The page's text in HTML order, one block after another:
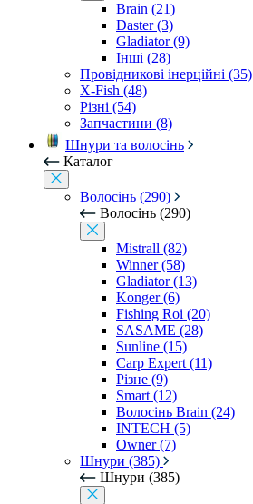
Brain (21)
Daster (3)
Gladiator (9)
Інші (28)
Провідникові інерційні (35)
X-Fish (48)
Різні (54)
Запчастини (8)
Шнури та волосінь
Каталог
Волосінь (290)
Волосінь (290)
Mistrall (82)
Winner (58)
Gladiator (13)
Konger (6)
Fishing Roi (20)
SASAME (28)
Sunline (15)
Carp Expert (11)
Різне (9)
Smart (12)
Волосінь Brain (24)
INTECH (5)
Owner (7)
Шнури (385)
Шнури (385)